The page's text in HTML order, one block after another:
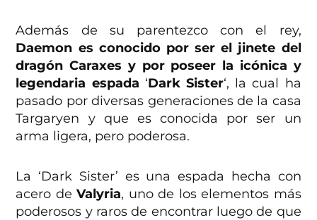
Además de su parentezco con el rey,
Daemon es conocido por ser el jinete del
dragón Caraxes y por poseer la icónica y
legendaria espada ‘Dark Sister‘, la cual ha
pasado por diversas generaciones de la casa
Targaryen y que es conocida por ser un
arma ligera, pero poderosa.
La ‘Dark Sister’ es una espada hecha con
acero deValyria, uno de los elementos más
poderosos y raros de encontrar luego de que